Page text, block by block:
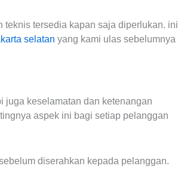
teknis tersedia kapan saja diperlukan. ini
selatan yang kami ulas sebelumnya
juga keselamatan dan ketenangan
aspek ini bagi setiap pelanggan
diserahkan kepada pelanggan.